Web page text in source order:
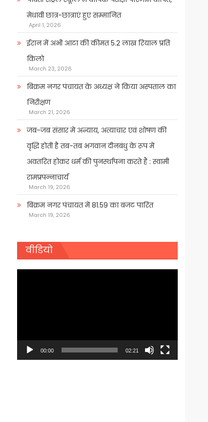
मेधावी छात्र-छात्राएं हुए सम्मानित
April 1, 2026
ईरान में अभी आटा की कीमत 5.2 लाख रियाल प्रति
किलो
March 23, 2026
बिक्रम नगर पंचायत के अध्यक्ष ने किया अस्पताल का
निरीक्षण
March 21, 2026
जब-जब संसार में अन्याय, अत्याचार एवं शोषण की
वृद्धि होती है तब-तब भगवान दीनबंधु के रूप में
अवतरित होकर धर्म की पुनर्स्थापना करते हैं : स्वामी
रामप्रपन्नाचार्य
March 19, 2026
बिक्रम नगर पंचायत में 81.59 का बजट पारित
March 19, 2026
वीडियो
00:00 02:21